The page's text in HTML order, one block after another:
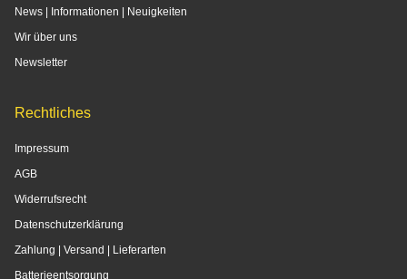
News | Informationen | Neuigkeiten
Wir über uns
Newsletter
Rechtliches
Impressum
AGB
Widerrufsrecht
Datenschutzerklärung
Zahlung | Versand | Lieferarten
Batterieentsorgung